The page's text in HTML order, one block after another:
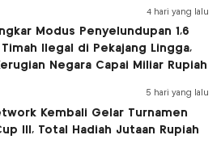
4 hari yang lalu
Modus Penyelundupan 1,6
Timah Ilegal di Pekajang Lingga,
Negara Capai Miliar Rupiah
5 hari yang lalu
Kembali Gelar Turnamen
III, Total Hadiah Jutaan Rupiah